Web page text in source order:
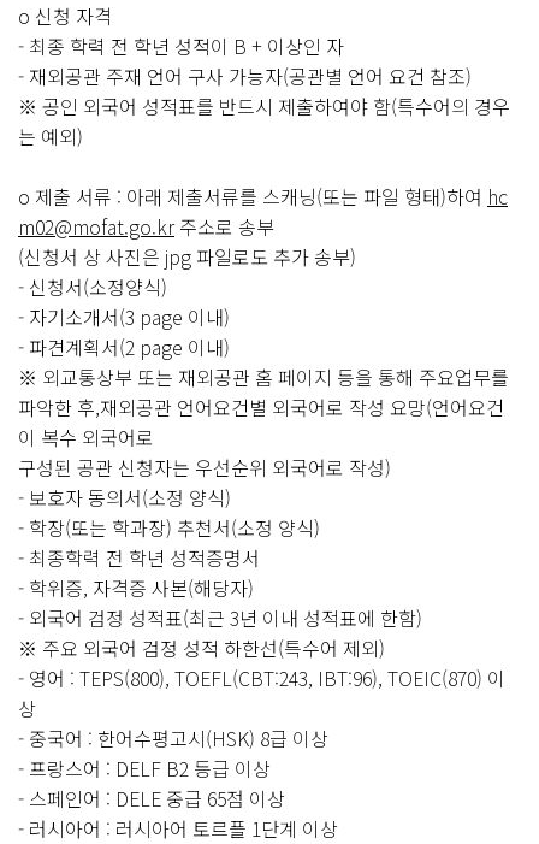
o 신청 자격
- 최종 학력 전 학년 성적이 B + 이상인 자
- 재외공관 주재 언어 구사 가능자(공관별 언어 요건 참조)
※ 공인 외국어 성적표를 반드시 제출하여야 함(특수어의 경우
는 예외)
o 제출 서류 : 아래 제출서류를 스캐닝(또는 파일 형태)하여 hc
m02@mofat.go.kr주소로 송부
(신청서 상 사진은 jpg 파일로도 추가 송부)
- 신청서(소정양식)
- 자기소개서(3 page 이내)
- 파견계획서(2 page 이내)
※ 외교통상부 또는 재외공관 홈 페이지 등을 통해 주요업무를
파악한 후,재외공관 언어요건별 외국어로 작성 요망(언어요건
이 복수 외국어로
구성된 공관 신청자는 우선순위 외국어로 작성)
- 보호자 동의서(소정 양식)
- 학장(또는 학과장) 추천서(소정 양식)
- 최종학력 전 학년 성적증명서
- 학위증, 자격증 사본(해당자)
- 외국어 검정 성적표(최근 3년 이내 성적표에 한함)
※ 주요 외국어 검정 성적 하한선(특수어 제외)
- 영어 : TEPS(800), TOEFL(CBT:243, IBT:96), TOEIC(870) 이
상
- 중국어 : 한어수평고시(HSK) 8급 이상
- 프랑스어 : DELF B2 등급 이상
- 스페인어 : DELE 중급 65점 이상
- 러시아어 : 러시아어 토르플 1단계 이상